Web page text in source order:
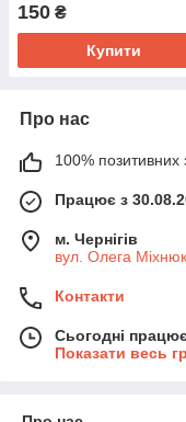
150 ₴
Купити
Про нас
100% позитивних
Працює з
м. Чернігів
вул. Олега
Контакти
Сьогодні
Показати весь